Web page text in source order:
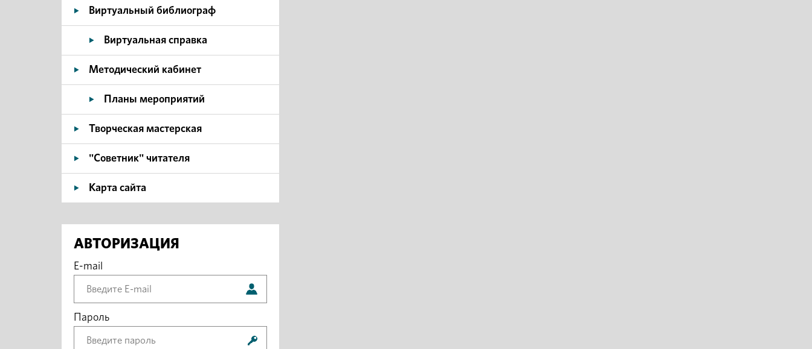
Виртуальный библиограф
Виртуальная справка
Методический кабинет
Планы мероприятий
Творческая мастерская
"Советник" читателя
Карта сайта
АВТОРИЗАЦИЯ
E-mail
Пароль